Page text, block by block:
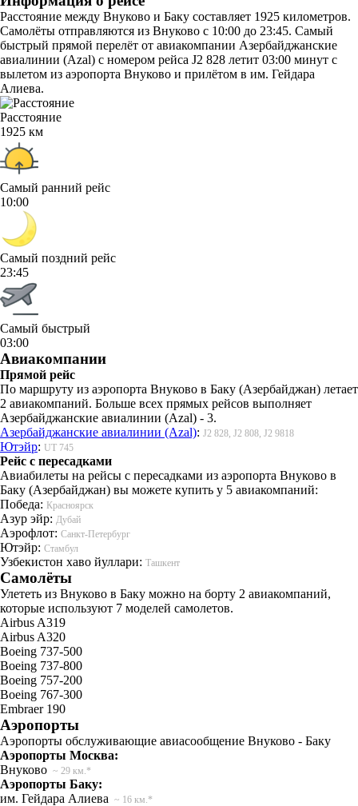
Расстояние между Внуково и Баку составляет 1925 километров.
Самолёты отправляются из Внуково с 10:00 до 23:45. Самый
быстрый прямой перелёт от авиакомпании Азербайджанские
авиалинии (Azal) с номером рейса J2 828 летит 03:00 минут с
вылетом из аэропорта Внуково и прилётом в им. Гейдара
Алиева.
Расстояние
1925 км
Самый ранний рейс
10:00
Самый поздний рейс
23:45
Самый быстрый
03:00
Авиакомпании
Прямой рейс
По маршруту из аэропорта Внуково в Баку (Азербайджан) летает
2 авиакомпаний. Больше всех прямых рейсов выполняет
Азербайджанские авиалинии (Azal) - 3.
Азербайджанские авиалинии (Azal): J2 828, J2 808, J2 9818
Ютэйр: UT 745
Рейс с пересадками
Авиабилеты на рейсы с пересадками из аэропорта Внуково в
Баку (Азербайджан) вы можете купить у 5 авиакомпаний:
Победа: Красноярск
Азур эйр: Дубай
Аэрофлот: Санкт-Петербург
Ютэйр: Стамбул
Узбекистон хаво йуллари: Ташкент
Самолёты
Улететь из Внуково в Баку можно на борту 2 авиакомпаний,
которые используют 7 моделей самолетов.
Airbus A319
Airbus A320
Boeing 737-500
Boeing 737-800
Boeing 757-200
Boeing 767-300
Embraer 190
Аэропорты
Аэропорты обслуживающие авиасообщение Внуково - Баку
Аэропорты Москва:
Внуково ~ 29 км.*
Аэропорты Баку:
им. Гейдара Алиева ~ 16 км.*